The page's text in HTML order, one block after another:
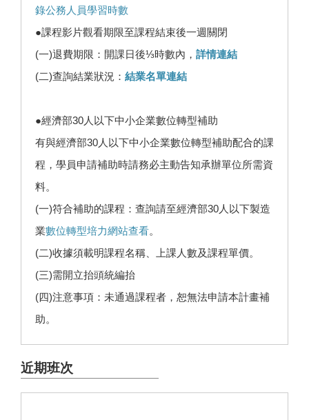
錄公務人員學習時數
●課程影片觀看期限至課程結束後一週關閉
(一)退費期限：開課日後⅓時數內， 詳情連結
(二)查詢結業狀況： 結業名單連結
●經濟部30人以下中小企業數位轉型補助
有與經濟部30人以下中小企業數位轉型補助配合的課
程，學員申請補助時請務必主動告知承辦單位所需資
料。
(一)符合補助的課程：查詢請至經濟部30人以下製造
業數位轉型培力網站查看。
(二)收據須載明課程名稱、上課人數及課程單價。
(三)需開立抬頭統編抬
(四)注意事項：未通過課程者，恕無法申請本計畫補
助。
近期班次